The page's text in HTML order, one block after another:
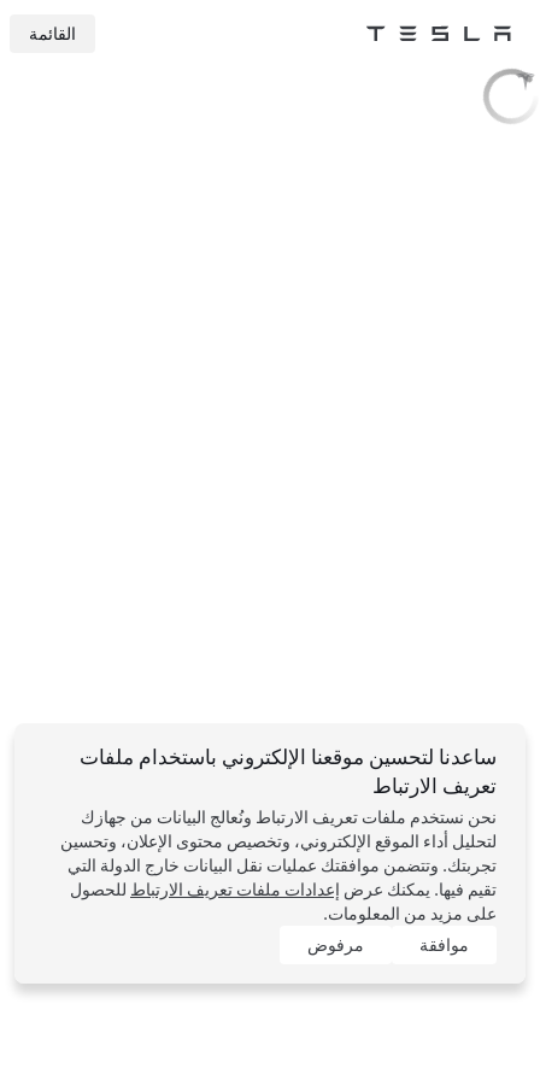
Tesla
Skip to main content
القائمة
ساعدنا لتحسين موقعنا الإلكتروني باستخدام ملفات
تعريف الارتباط
نحن نستخدم ملفات تعريف الارتباط ونُعالج البيانات من جهازك
لتحليل أداء الموقع الإلكتروني، وتخصيص محتوى الإعلان، وتحسين
تجربتك. وتتضمن موافقتك عمليات نقل البيانات خارج الدولة التي
تقيم فيها. يمكنك عرض إعدادات ملفات تعريف الارتباط للحصول
على مزيد من المعلومات.
موافقة
مرفوض